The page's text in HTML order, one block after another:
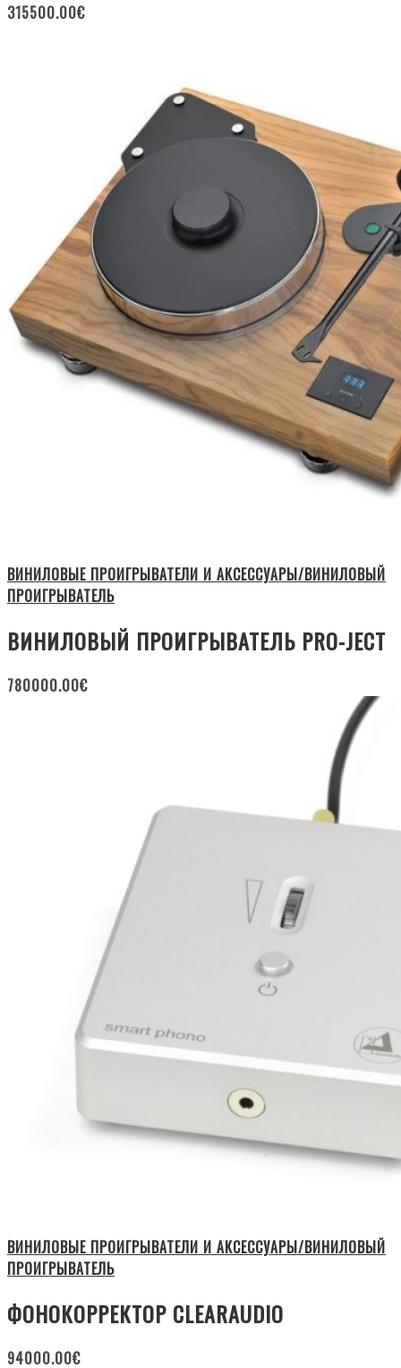
315500.00€
ВИНИЛОВЫЕ ПРОИГРЫВАТЕЛИ И АКСЕССУАРЫ/ВИНИЛОВЫЙ
ПРОИГРЫВАТЕЛЬ
ВИНИЛОВЫЙ ПРОИГРЫВАТЕЛЬ PRO-JECT
780000.00€
ВИНИЛОВЫЕ ПРОИГРЫВАТЕЛИ И АКСЕССУАРЫ/ВИНИЛОВЫЙ
ПРОИГРЫВАТЕЛЬ
ФОНОКОРРЕКТОР CLEARAUDIO
94000.00€